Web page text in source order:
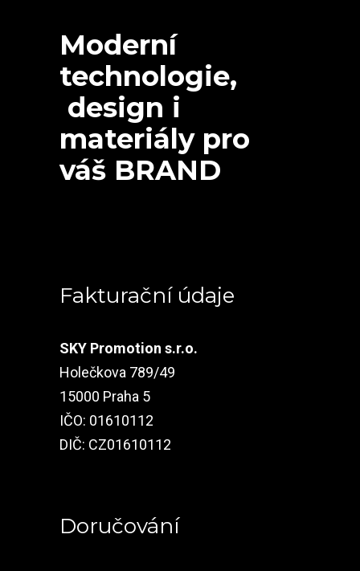
Moderní
technologie,
design i
materiály pro
váš BRAND
Fakturační údaje
SKY Promotion s.r.o.
Holečkova 789/49
15000 Praha 5
IČO: 01610112
DIČ: CZ01610112
Doručování